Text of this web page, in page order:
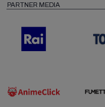
PARTNER MEDIA